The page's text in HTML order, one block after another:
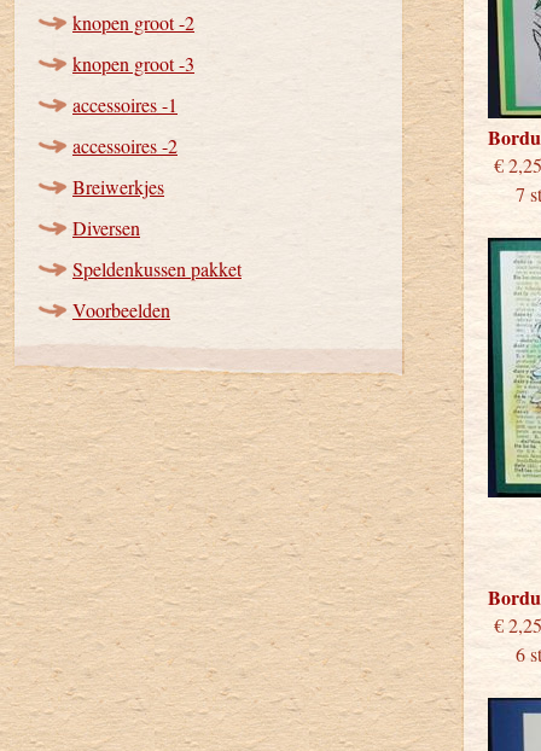
knopen groot -2
knopen groot -3
accessoires -1
accessoires -2
Breiwerkjes
Diversen
Speldenkussen pakket
Voorbeelden
7
6